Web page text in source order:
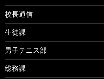
校長通信
生徒課
男子テニス部
総務課